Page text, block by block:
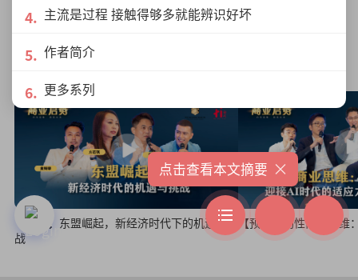
绿盛世峰会商业启势
【预告】东盟崛起，新经济时代下的机遇与挑
战
【预告】韧性商业思维
主流是过程 接触得够多就能辨识好坏
作者简介
更多系列
点击查看本文摘要 ×